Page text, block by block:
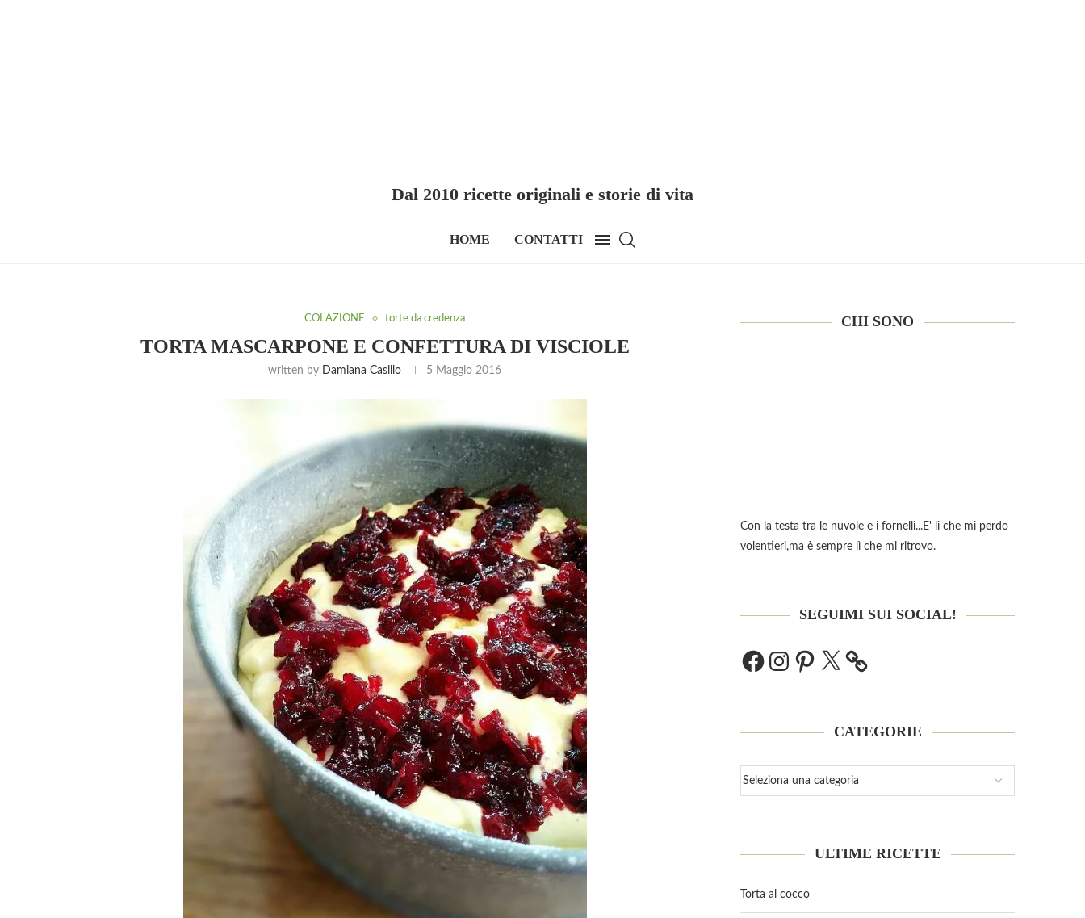
Dal 2010 ricette originali e storie di vita
HOME CONTATTI
COLAZIONE torte da credenza
TORTA MASCARPONE E CONFETTURA DI VISCIOLE
written by Damiana Casillo 5 Maggio 2016
CHI SONO
Con la testa tra le nuvole e i fornelli...E' li che mi perdo
volentieri,ma è sempre lì che mi ritrovo.
SEGUIMI SUI SOCIAL!
CATEGORIE
ULTIME RICETTE
Torta al cocco